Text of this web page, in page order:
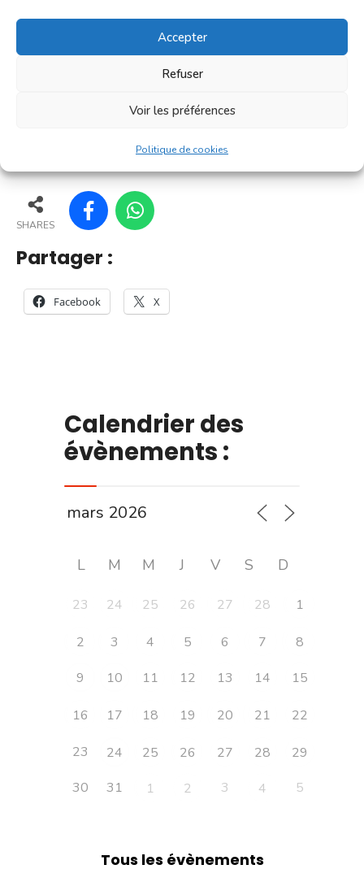
Accepter
Refuser
Voir les préférences
Politique de cookies
marché où l'on trouve l'essentiel pour le petit
165 168
SHARES
Partager :
Facebook X
Calendrier des
évènements :
L M M J V S D
23 24 25 26 27 28 1
2 3 4 5 6 7
8
9
10 11 12 13 14 15
16 17 18 19 20 21 22
23 24 25 26 27 28
29
30
31 1 2 3 4 5
Tous les évènements